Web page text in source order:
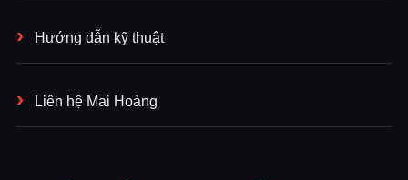
Hướng dẫn kỹ thuật
Liên hệ Mai Hoàng